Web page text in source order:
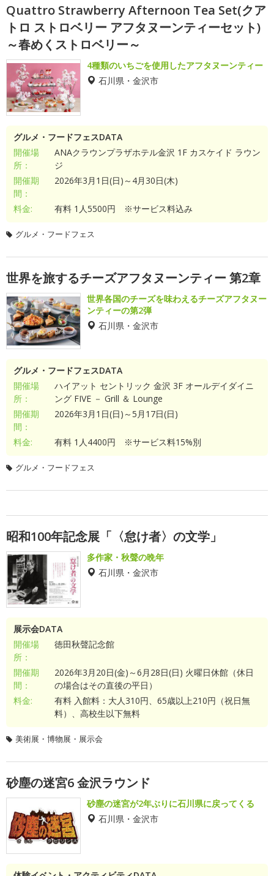
Quattro Strawberry Afternoon Tea Set(クア
トロ ストロベリー アフタヌーンティーセット)
～春めくストロベリー～
4種類のいちごを使用したアフタヌーンティー
石川県・金沢市
グルメ・フードフェスDATA
開催場
所：
ANAクラウンプラザホテル金沢 1F カスケイド ラウン
ジ
開催期
間：
2026年3月1日(日)～4月30日(木)
料金: 有料 1人5500円 ※サービス料込み
グルメ・フードフェス
世界を旅するチーズアフタヌーンティー 第2章
世界各国のチーズを味わえるチーズアフタヌー
ンティーの第2弾
石川県・金沢市
グルメ・フードフェスDATA
開催場
所：
ハイアット セントリック 金沢 3F オールデイダイニ
ング FIVE － Grill ＆ Lounge
開催期
間：
2026年3月1日(日)～5月17日(日)
料金: 有料 1人4400円 ※サービス料15%別
グルメ・フードフェス
昭和100年記念展「〈怠け者〉の文学」
多作家・秋聲の晩年
石川県・金沢市
展示会DATA
開催場
所：
徳田秋聲記念館
開催期
間：
2026年3月20日(金)～6月28日(日) 火曜日休館（休日
の場合はその直後の平日）
料金:
有料 入館料：大人310円、65歳以上210円（祝日無
料）、高校生以下無料
美術展・博物展・展示会
砂塵の迷宮6 金沢ラウンド
砂塵の迷宮が2年ぶりに石川県に戻ってくる
石川県・金沢市